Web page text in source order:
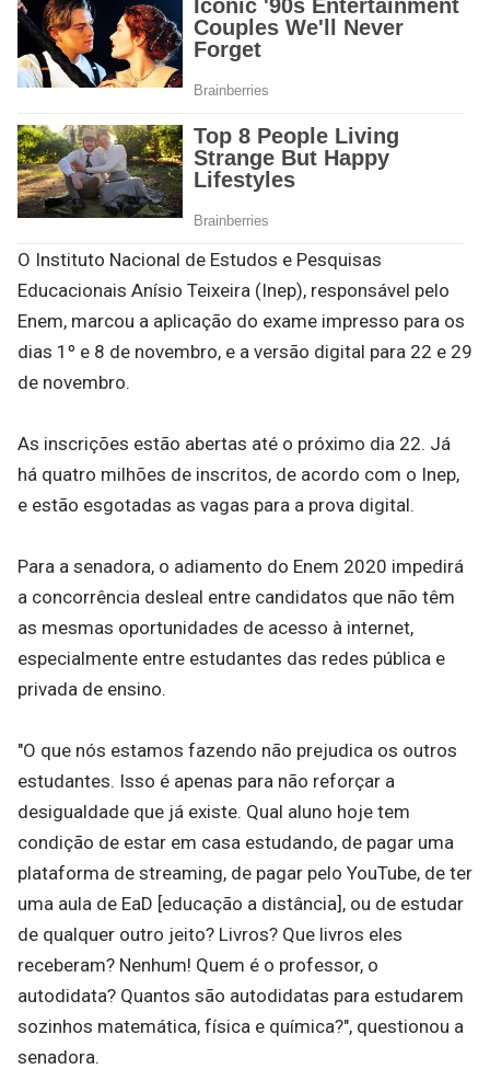
O Instituto Nacional de Estudos e Pesquisas
Educacionais Anísio Teixeira (Inep), responsável pelo
Enem, marcou a aplicação do exame impresso para os
dias 1º e 8 de novembro, e a versão digital para 22 e 29
de novembro.
As inscrições estão abertas até o próximo dia 22. Já
há quatro milhões de inscritos, de acordo com o Inep,
e estão esgotadas as vagas para a prova digital.
Para a senadora, o adiamento do Enem 2020 impedirá
a concorrência desleal entre candidatos que não têm
as mesmas oportunidades de acesso à internet,
especialmente entre estudantes das redes pública e
privada de ensino.
"O que nós estamos fazendo não prejudica os outros
estudantes. Isso é apenas para não reforçar a
desigualdade que já existe. Qual aluno hoje tem
condição de estar em casa estudando, de pagar uma
plataforma de streaming, de pagar pelo YouTube, de ter
uma aula de EaD [educação a distância], ou de estudar
de qualquer outro jeito? Livros? Que livros eles
receberam? Nenhum! Quem é o professor, o
autodidata? Quantos são autodidatas para estudarem
sozinhos matemática, física e química?", questionou a
senadora.